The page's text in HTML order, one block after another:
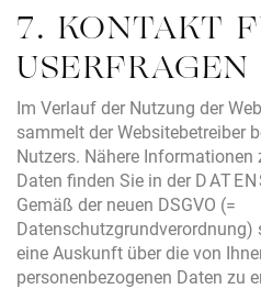
7. KONTAKT
USERFRAGEN
Im Verlauf der Nutzung der
sammelt der Websitebetreiber
Nutzers. Nähere Informationen
Daten finden Sie in der
Gemäß der neuen DSGVO (=
Datenschutzgrundverordnung)
eine Auskunft über die von
personenbezogenen Daten zu